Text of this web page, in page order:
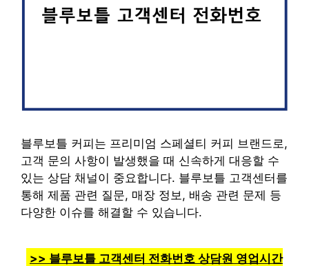
블루보틀 커피는 프리미엄 스페셜티 커피 브랜드로,
고객 문의 사항이 발생했을 때 신속하게 대응할 수
있는 상담 채널이 중요합니다. 블루보틀 고객센터를
통해 제품 관련 질문, 매장 정보, 배송 관련 문제 등
다양한 이슈를 해결할 수 있습니다.
>> 블루보틀 고객센터 전화번호 상담원 영업시간